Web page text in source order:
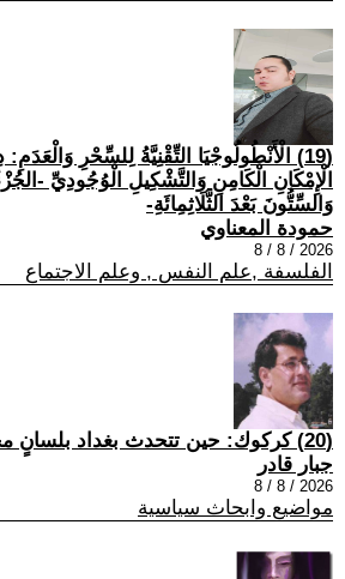
(19) الْأَنْطُولُوجْيَا التِّقْنِيَّةُ لِلسِّحْرِ
الْإِمْكَانِ الْكَامِنِ وَالتَّشْكِيلِ الْوُجُودِيِّ -
وَالسِّتُّونَ بَعْدَ الثَّلَاثِمِائَةِ-
حمودة المعناوي
2026 / 8 / 8
الفلسفة ,علم النفس , وعلم الاجتماع
(20) كركوك: حين تتحدث بغداد بلسانٍ محلي
جبار قادر
2026 / 8 / 8
مواضيع وابحاث سياسية